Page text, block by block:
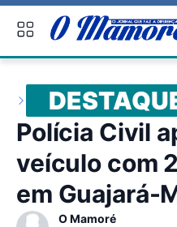
Polícia Civil
veículo com
em Guajará-
O Mamoré